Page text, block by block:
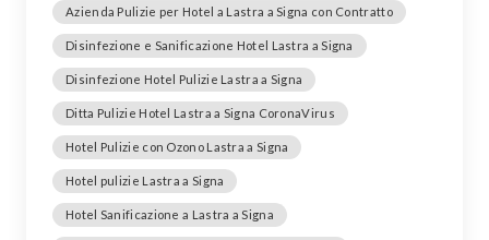
Azienda Pulizie per Hotel a Lastra a Signa con Contratto
Disinfezione e Sanificazione Hotel Lastra a Signa
Disinfezione Hotel Pulizie Lastra a Signa
Ditta Pulizie Hotel Lastra a Signa CoronaVirus
Hotel Pulizie con Ozono Lastra a Signa
Hotel pulizie Lastra a Signa
Hotel Sanificazione a Lastra a Signa